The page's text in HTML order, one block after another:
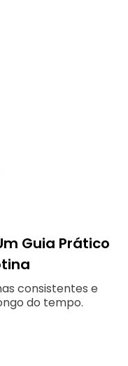
Guia Prático
consistentes e
do tempo.